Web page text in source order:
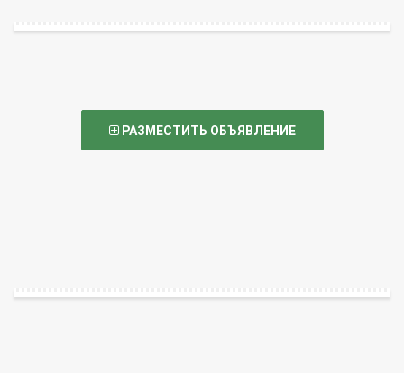
РАЗМЕСТИТЬ ОБЪЯВЛЕНИЕ